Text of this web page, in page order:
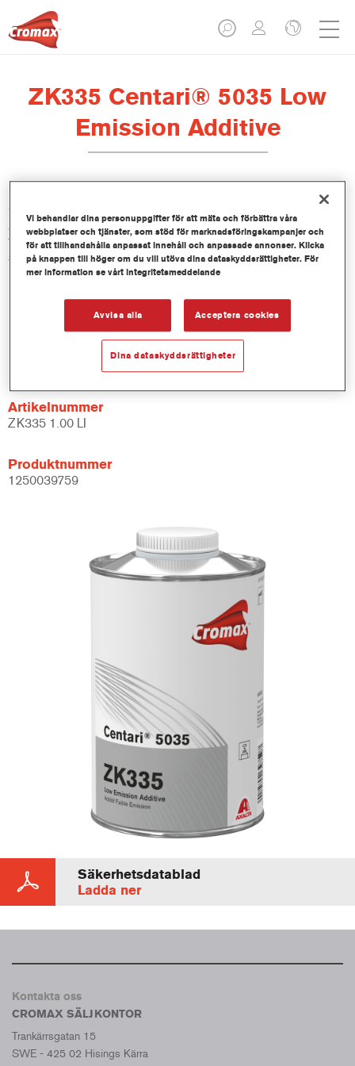
ZK335 Centari® 5035 Low
Emission Additive
Centari 5035 Low Emission Additive ZK335 är framtagen för
att användas tillsammans Centari 5035 Low Emission 2K
Topcoat, vårt VOC-godkända, high-solid lacksystem med hög
täckförmåga för enstegsapplicering.
Produktfunktioner
Artikelnummer
ZK335 1.00 LI
Produktnummer
1250039759
Säkerhetsdatablad
Ladda ner
Kontakta oss
CROMAX SÄLJKONTOR
Trankärrsgatan 15
SWE - 425 02 Hisings Kärra
Vi behandlar dina personuppgifter för att mäta och förbättra våra
webbplatser och tjänster, som stöd för marknadsföringskampanjer och
för att tillhandahålla anpassat innehåll och anpassade annonser. Klicka
på knappen till höger om du vill utöva dina dataskyddsrättigheter. För
mer information se vårt integritetsmeddelande
Avvisa alla Acceptera cookies
Dina dataskyddsrättigheter